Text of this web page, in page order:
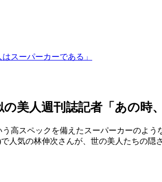
スーパーカーである」
美人週刊誌記者「あの時
高スペックを備えたスーパーカーのよ
で人気の林伸次さんが、世の美人たちの